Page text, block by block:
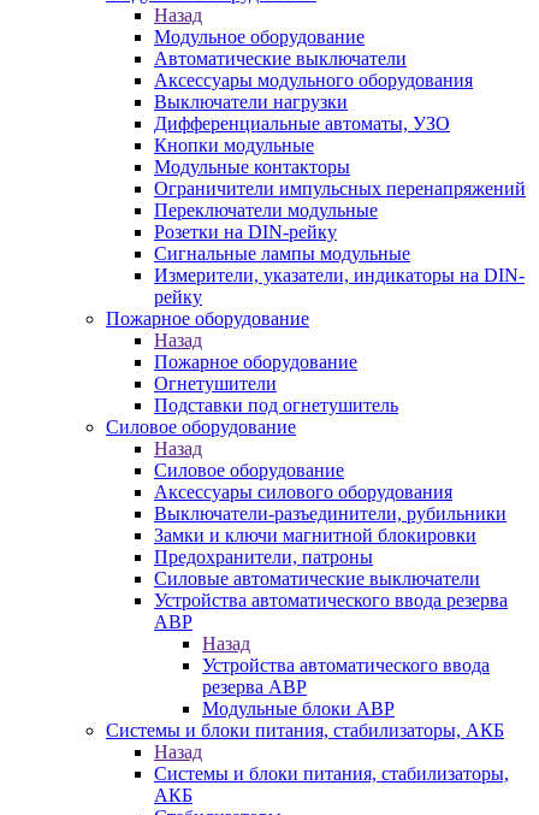
Назад
Модульное оборудование
Автоматические выключатели
Аксессуары модульного оборудования
Выключатели нагрузки
Дифференциальные автоматы, УЗО
Кнопки модульные
Модульные контакторы
Ограничители импульсных перенапряжений
Переключатели модульные
Розетки на DIN-рейку
Сигнальные лампы модульные
Измерители, указатели, индикаторы на DIN-
рейку
Пожарное оборудование
Назад
Пожарное оборудование
Огнетушители
Подставки под огнетушитель
Силовое оборудование
Назад
Силовое оборудование
Аксессуары силового оборудования
Выключатели-разъединители, рубильники
Замки и ключи магнитной блокировки
Предохранители, патроны
Силовые автоматические выключатели
Устройства автоматического ввода резерва
АВР
Назад
Устройства автоматического ввода
резерва АВР
Модульные блоки АВР
Системы и блоки питания, стабилизаторы, АКБ
Назад
Системы и блоки питания, стабилизаторы,
АКБ